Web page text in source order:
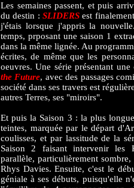
Les semaines passent, et puis
du destin :SLIDERS est
j'étais lorsque j'appris la
temps, prposant une saison 1
dans la même lignée. Au
écrites, de même que les
oeuvres. Une série présentant
the Future, avec des passages
société dans ses travers est
autres Terres, ses "miroirs".
Et puis la Saison 3 : la plus
teintes, marquée par le départ
coulisses, et par lassitude de la
Saison 2 faisant intervenir les
parallèle, particulièrement
Rhys Davies. Ensuite, c'est le
géniale à ses débuts, puisqu'elle